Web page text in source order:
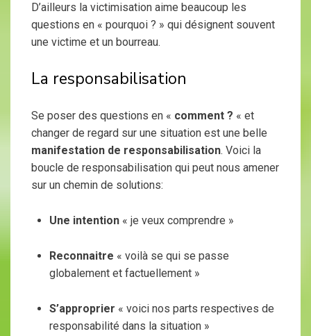
D’ailleurs la victimisation aime beaucoup les
questions en « pourquoi ? » qui désignent souvent
une victime et un bourreau.
La responsabilisation
Se poser des questions en « comment ? « et
changer de regard sur une situation est une belle
manifestation de responsabilisation. Voici la
boucle de responsabilisation qui peut nous amener
sur un chemin de solutions:
Une intention « je veux comprendre »
Reconnaitre « voilà se qui se passe
globalement et factuellement »
S’approprier « voici nos parts respectives de
responsabilité dans la situation »